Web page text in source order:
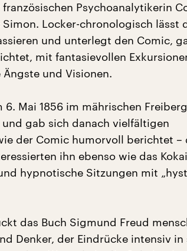
Psychoanalytikerin
Locker-chronologisch lässt
und unterlegt den Comic,
mit fantasievollen
Ängste und Visionen.
Mai 1856 im mährischen
gab sich danach vielfältigen
der Comic humorvoll berichtet –
ihn ebenso wie das
hypnotische Sitzungen mit
das Buch Sigmund Freud
Denker, der Eindrücke intensiv in